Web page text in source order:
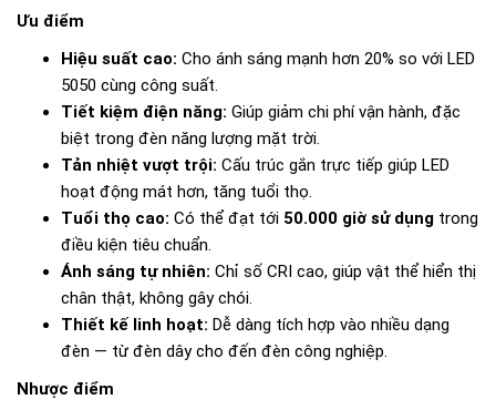
Ưu điểm
Hiệu suất cao: Cho ánh sáng mạnh hơn 20% so với LED
5050 cùng công suất.
Tiết kiệm điện năng: Giúp giảm chi phí vận hành, đặc
biệt trong đèn năng lượng mặt trời.
Tản nhiệt vượt trội: Cấu trúc gắn trực tiếp giúp LED
hoạt động mát hơn, tăng tuổi thọ.
Tuổi thọ cao: Có thể đạt tới 50.000 giờ sử dụng trong
điều kiện tiêu chuẩn.
Ánh sáng tự nhiên: Chỉ số CRI cao, giúp vật thể hiển thị
chân thật, không gây chói.
Thiết kế linh hoạt: Dễ dàng tích hợp vào nhiều dạng
đèn — từ đèn dây cho đến đèn công nghiệp.
Nhược điểm